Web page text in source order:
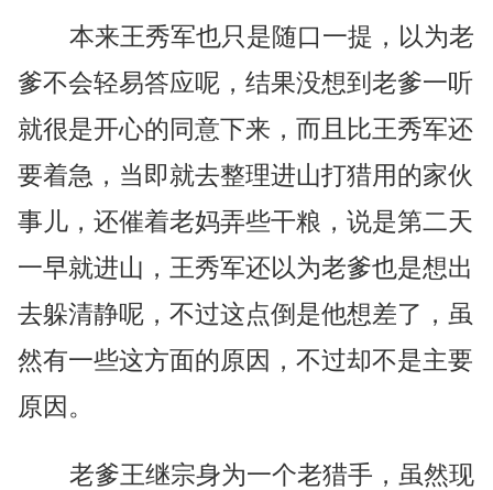
本来王秀军也只是随口一提，以为老
爹不会轻易答应呢，结果没想到老爹一听
就很是开心的同意下来，而且比王秀军还
要着急，当即就去整理进山打猎用的家伙
事儿，还催着老妈弄些干粮，说是第二天
一早就进山，王秀军还以为老爹也是想出
去躲清静呢，不过这点倒是他想差了，虽
然有一些这方面的原因，不过却不是主要
原因。
老爹王继宗身为一个老猎手，虽然现